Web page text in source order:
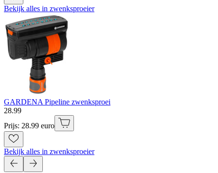
Bekijk alles in zwenksproeier
GARDENA Pipeline zwenksproei
28.99
Prijs: 28.99 euro
Bekijk alles in zwenksproeier